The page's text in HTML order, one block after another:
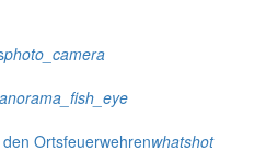
photo_camera
Ortsfeuerwehrenwhatshot